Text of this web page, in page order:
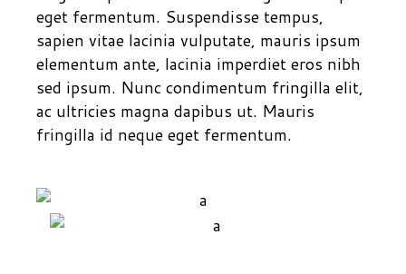
eget fermentum. Suspendisse tempus,
sapien vitae lacinia vulputate, mauris ipsum
elementum ante, lacinia imperdiet eros nibh
sed ipsum. Nunc condimentum fringilla elit,
ac ultricies magna dapibus ut. Mauris
fringilla id neque eget fermentum.